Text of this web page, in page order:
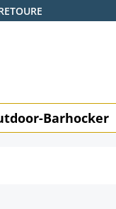
Barhocker